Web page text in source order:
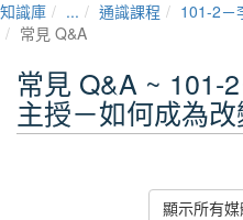
知識庫 ... 通識課程
101-2－
常見 Q&A
常見 Q&A ~ 101-
主授－如何成為
顯示所有